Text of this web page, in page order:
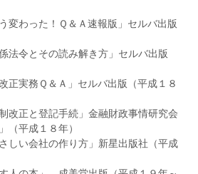
変わった！Ｑ＆Ａ速報版」セルバ出版
法令とその読み解き方」セルバ出版
正実務Ｑ＆Ａ」セルバ出版（平成１８
改正と登記手続」金融財政事情研究会
（平成１８年）
しい会社の作り方」新星出版社（平成